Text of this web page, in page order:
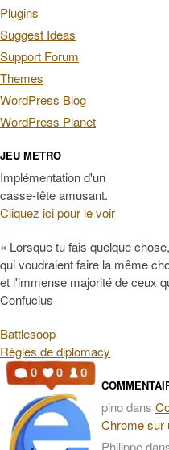
Plugins
Suggest Ideas
Support Forum
Themes
WordPress Blog
WordPress Planet
JEU METRO
Implémentation d'un
casse-tête amusant.
Cliquez ici pour le voir
« Lorsque tu fais quelque
qui voudraient faire la même
et l'immense majorité de ceux
Confucius
Battlesoop
Règles de diplomacy
pinodans
Chrome sur
Philippe